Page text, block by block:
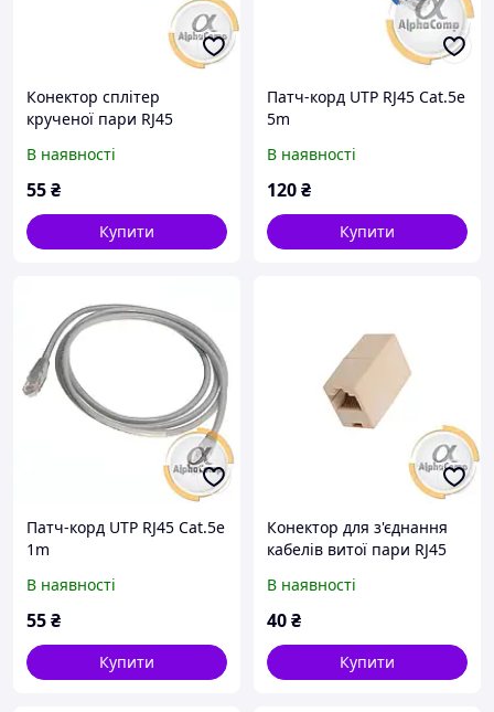
Конектор сплітер
крученої пари RJ45
В наявності
55₴
Купити
Патч-корд UTP RJ45 Cat.5e
5m
В наявності
120₴
Купити
Патч-корд UTP RJ45 Cat.5e
1m
В наявності
55₴
Купити
Конектор для з'єднання
кабелів витої пари RJ45
В наявності
40₴
Купити